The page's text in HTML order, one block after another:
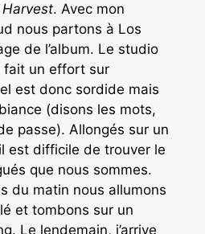
Harvest. Avec mon
nous partons à Los
de l’album. Le studio
fait un effort sur
est donc sordide mais
(disons les mots,
passe). Allongés sur un
est difficile de trouver le
que nous sommes.
du matin nous allumons
et tombons sur un
Le lendemain, j’arrive